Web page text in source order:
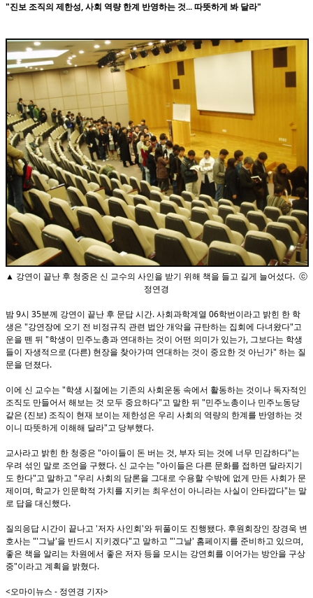
"진보 조직의 제한성, 사회 역량 한계 반영하는 것... 따뜻하게 봐 달라"
▲ 강연이 끝난 후 청중은 신 교수의 사인을 받기 위해 책을 들고 길게 늘어섰다. ⓒ
정연경
밤 9시 35분께 강연이 끝난 후 문답 시간. 사회과학계열 06학번이라고 밝힌 한 학
생은 "강연장에 오기 전 비정규직 관련 법안 개악을 규탄하는 집회에 다녀왔다"고
운을 뗀 뒤 "학생이 민주노총과 연대하는 것이 어떤 의미가 있는가, 그보다는 학생
들이 자생적으로 (다른) 현장을 찾아가며 연대하는 것이 중요한 것 아닌가" 하는 질
문을 던졌다.
이에 신 교수는 "학생 시절에는 기존의 사회운동 속에서 활동하는 것이나 독자적인
조직도 만들어서 해보는 것 모두 중요하다"고 말한 뒤 "민주노총이나 민주노동당
같은 (진보) 조직이 현재 보이는 제한성은 우리 사회의 역량의 한계를 반영하는 것
이니 따뜻하게 이해해 달라"고 당부했다.
교사라고 밝힌 한 청중은 "아이들이 돈 버는 것, 부자 되는 것에 너무 민감하다"는
우려 섞인 말로 조언을 구했다. 신 교수는 "아이들은 다른 문화를 접하면 달라지기
도 한다"고 말하고 "우리 사회의 담론을 그대로 수용할 수밖에 없게 만든 사회가 문
제이며, 학교가 인문학적 가치를 지키는 최우선이 아니라는 사실이 안타깝다"는 말
로 답을 대신했다.
질의응답 시간이 끝나고 '저자 사인회'와 뒤풀이도 진행됐다. 후원회장인 장경욱 변
호사는 "'그날'을 반드시 지키겠다"고 말하고 "'그날' 홈페이지를 준비하고 있으며,
좋은 책을 알리는 차원에서 좋은 저자 등을 모시는 강연회를 이어가는 방안을 구상
중"이라고 계획을 밝혔다.
<오마이뉴스 - 정연경 기자>